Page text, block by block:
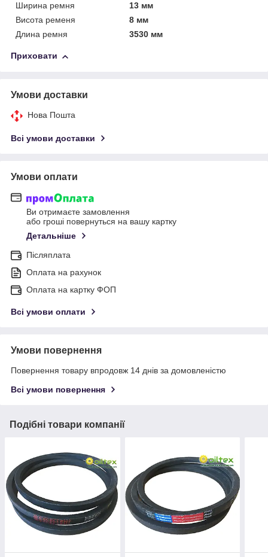
Ширина ремня
13 мм
Висота ременя
8 мм
Длина ремня
3530 мм
Приховати
Умови доставки
Нова Пошта
Всі умови доставки
Умови оплати
Ви отримаєте замовлення
або гроші повернуться на вашу картку
Детальніше
Післяплата
Оплата на рахунок
Оплата на картку ФОП
Всі умови оплати
Умови повернення
Повернення товару впродовж 14 днів за домовленістю
Всі умови повернення
Подібні товари компанії